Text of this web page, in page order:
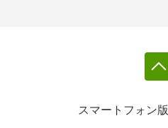
スマートフォン版